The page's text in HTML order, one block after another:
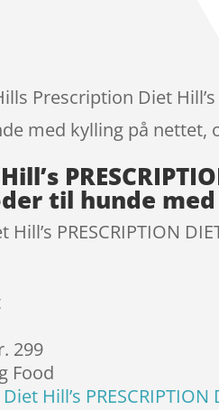
Prescription Diet
med kylling på nettet,
til hunde
PRESCRIPTION
299
Food
Hill’s